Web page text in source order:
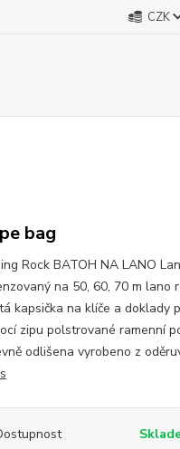
CZK
bag
Rock BATOH NA LANO
na 50, 60, 70 m lano
kapsička na klíče a doklady
zipu polstrované ramenní
odlišena vyrobeno z